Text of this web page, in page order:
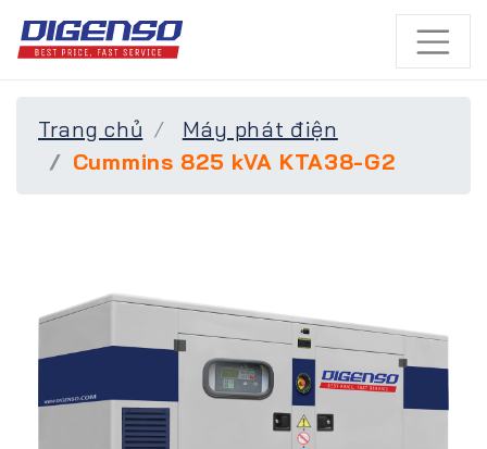
Trang chủ
Máy phát điện
Cummins 825 kVA KTA38-G2